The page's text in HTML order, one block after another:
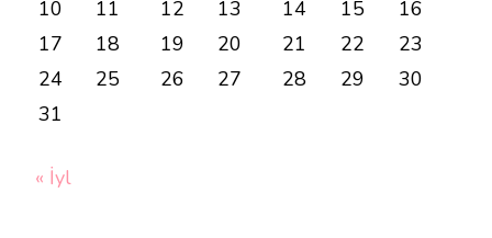
10 11 12 13 14 15
16
17
18 19 20 21 22
23
24
25 26 27 28 29
30
31
« İyl